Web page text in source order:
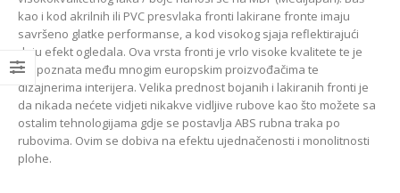
kao i kod akrilnih ili PVC presvlaka fronti lakirane fronte imaju
savršeno glatke performanse, a kod visokog sjaja reflektirajući
daju efekt ogledala. Ova vrsta fronti je vrlo visoke kvalitete te je
prepoznata među mnogim europskim proizvođačima te
dizajnerima interijera. Velika prednost bojanih i lakiranih fronti je
da nikada nećete vidjeti nikakve vidljive rubove kao što možete sa
ostalim tehnologijama gdje se postavlja ABS rubna traka po
rubovima. Ovim se dobiva na efektu ujednačenosti i monolitnosti
plohe.